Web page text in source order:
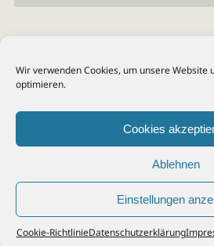
Wir verwenden Cookies, um unsere Website
optimieren.
Cookies
Ablehnen
Einstellungen
Cookie-RichtlinieDatenschutzerklärung
© 2026Steuerberater Kempf, Köln -